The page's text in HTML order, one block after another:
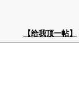
【给我顶一帖】